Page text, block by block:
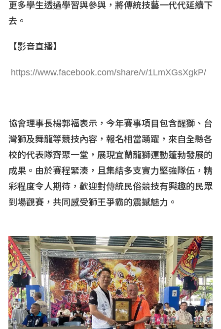
更多學生透過學習與參與，將傳統技藝一代代延續下
去。
【影音直播】
https://www.facebook.com/share/v/1LmXGsXgkP/
協會理事長楊郭福表示，今年賽事項目包含醒獅、台
灣獅及舞龍等競技內容，報名相當踴躍，來自全縣各
校的代表隊齊聚一堂，展現宜蘭龍獅運動蓬勃發展的
成果。由於賽程緊湊，且集結多支實力堅強隊伍，精
彩程度令人期待，歡迎對傳統民俗競技有興趣的民眾
到場觀賽，共同感受獅王爭霸的震撼魅力。